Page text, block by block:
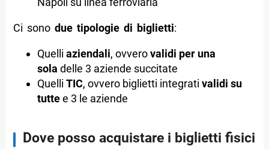
Ci sonodue tipologie di biglietti:
Quelliaziendali, ovverovalidi per una
sola delle 3 aziende succitate
QuelliTIC, ovvero biglietti integrativalidi su
tuttee 3 le aziende
Dove posso acquistare i biglietti fisici